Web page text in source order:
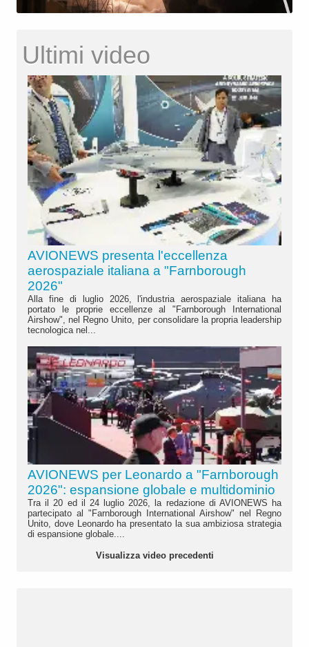
Ultimi video
AVIONEWS presenta l'eccellenza
aerospaziale italiana a "Farnborough
2026"
Alla fine di luglio 2026, l'industria aerospaziale italiana ha
portato le proprie eccellenze al "Farnborough International
Airshow", nel Regno Unito, per consolidare la propria leadership
tecnologica nel...
AVIONEWS per Leonardo a "Farnborough
2026": espansione globale e multidominio
Tra il 20 ed il 24 luglio 2026, la redazione di AVIONEWS ha
partecipato al "Farnborough International Airshow" nel Regno
Unito, dove Leonardo ha presentato la sua ambiziosa strategia
di espansione globale....
Visualizza video precedenti